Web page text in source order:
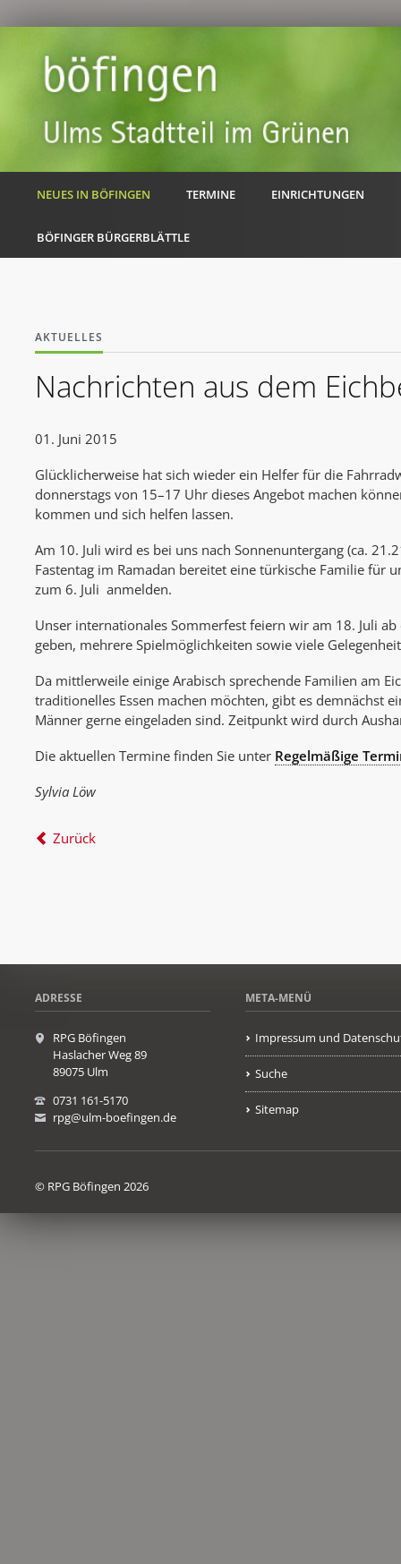
NEUES IN BÖFINGEN TERMINE EINRICHTUNGEN
BÖFINGER BÜRGERBLÄTTLE
AKTUELLES
Nachrichten aus dem
01. Juni 2015
Glücklicherweise hat sich wieder ein Helfer für die
donnerstags von 15–17 Uhr dieses Angebot machen
kommen und sich helfen lassen.
Am 10. Juli wird es bei uns nach Sonnenuntergang (ca.
Fastentag im Ramadan bereitet eine türkische Familie
zum 6. Juli anmelden.
Unser internationales Sommerfest feiern wir am 18. Juli
geben, mehrere Spielmöglichkeiten sowie viele
Da mittlerweile einige Arabisch sprechende Familien am
traditionelles Essen machen möchten, gibt es demnächst
Männer gerne eingeladen sind. Zeitpunkt wird durch
Die aktuellen Termine finden Sie unter Regelmäßige
Sylvia Löw
Zurück
ADRESSE
RPG Böfingen
Haslacher Weg 89
89075 Ulm
0731 161-5170
rpg@ulm-boefingen.de
META-MENÜ
Impressum und
Suche
Sitemap
© RPG Böfingen 2026